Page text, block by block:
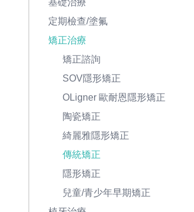
基礎治療
定期檢查/塗氟
矯正治療
矯正諮詢
SOV隱形矯正
OLigner 歐耐恩隱形矯正
陶瓷矯正
綺麗雅隱形矯正
傳統矯正
隱形矯正
兒童/青少年早期矯正